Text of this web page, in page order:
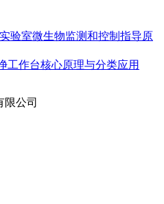
验室微生物监测和控制指导原
工作台核心原理与分类应用
限公司